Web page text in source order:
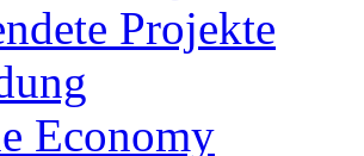
Projekte
Economy